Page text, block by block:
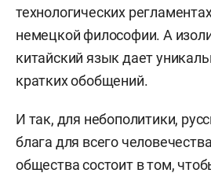
технологических
немецкой философии. А
китайский язык дает
кратких обобщений.
И так, для небополитики,
блага для всего
общества состоит в том,